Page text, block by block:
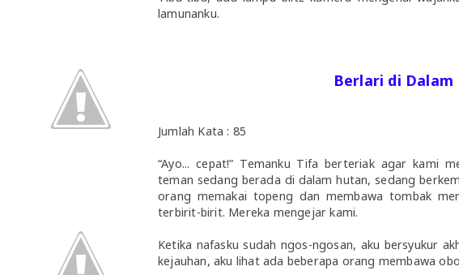
lamunanku.
Berlari di Dalam
Jumlah Kata : 85
“Ayo... cepat!” Temanku Tifa berteriak agar kami
teman sedang berada di dalam hutan, sedang
orang memakai topeng dan membawa tombak
terbirit-birit. Mereka mengejar kami.
Ketika nafasku sudah ngos-ngosan, aku bersyukur
kejauhan, aku lihat ada beberapa orang membawa